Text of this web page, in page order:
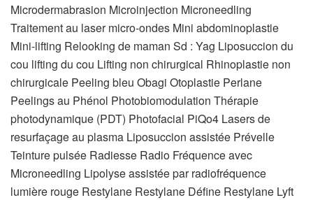
Microdermabrasion Microinjection Microneedling
Traitement au laser micro-ondes Mini abdominoplastie
Mini-lifting Relooking de maman Sd : Yag Liposuccion du
cou lifting du cou Lifting non chirurgical Rhinoplastie non
chirurgicale Peeling bleu Obagi Otoplastie Perlane
Peelings au Phénol Photobiomodulation Thérapie
photodynamique (PDT) Photofacial PiQo4 Lasers de
resurfaçage au plasma Liposuccion assistée Prévelle
Teinture pulsée Radiesse Radio Fréquence avec
Microneedling Lipolyse assistée par radiofréquence
lumière rouge Restylane Restylane Défine Restylane Lyft